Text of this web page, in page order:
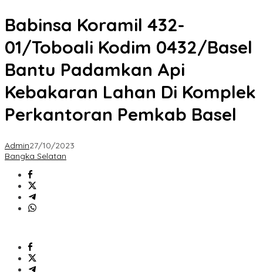
Babinsa Koramil 432-
01/Toboali Kodim 0432/Basel
Bantu Padamkan Api
Kebakaran Lahan Di Komplek
Perkantoran Pemkab Basel
Admin27/10/2023
Bangka Selatan